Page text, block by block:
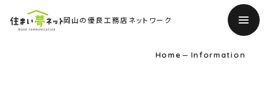
岡山の優良工務店ネットワーク
Home Information